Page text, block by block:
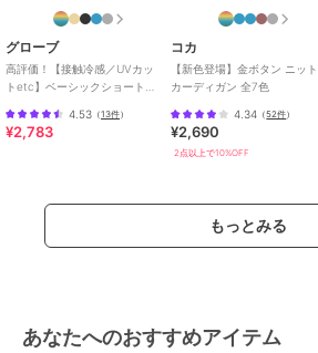
グローブ
高評価！【接触冷感／UVカッ
トetc】ベーシックショートカ
4.53 （13件）
¥2,783
コカ
【新色登場】金ボタン ニット
カーディガン 全7色
4.34 （52件）
¥2,690
2点以上で10%OFF
もっとみる
あなたへのおすすめアイテム